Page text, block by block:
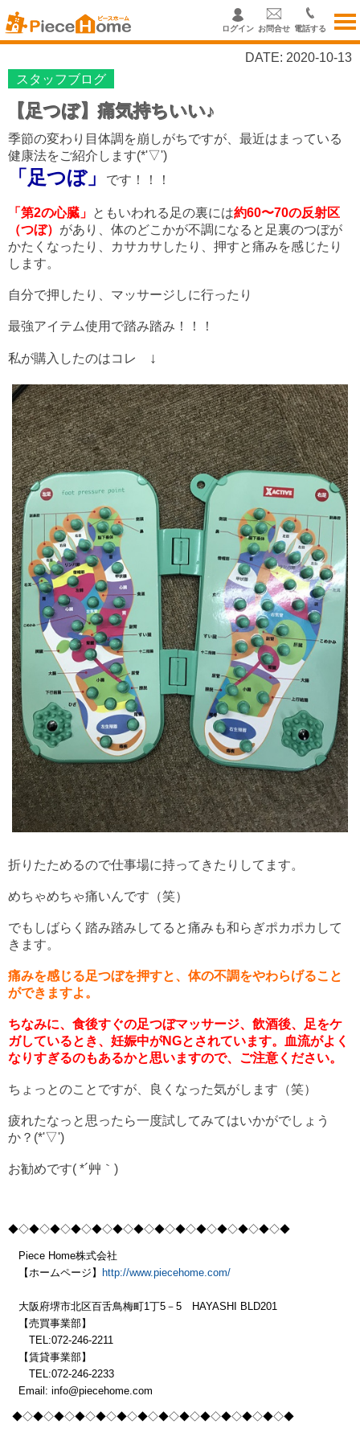
ログイン お問合せ 電話する
DATE: 2020-10-13
スタッフブログ
【足つぼ】痛気持ちいい♪
季節の変わり目体調を崩しがちですが、最近はまっている
健康法をご紹介します(*'▽')
「足つぼ」 です！！！
「第2の心臓」 ともいわれる足の裏には約60〜70の反射区
（つぼ） があり、体のどこかが不調になると足裏のつぼが
かたくなったり、カサカサしたり、押すと痛みを感じたり
します。
自分で押したり、マッサージしに行ったり
最強アイテム使用で踏み踏み！！！
私が購入したのはコレ ↓
折りたためるので仕事場に持ってきたりしてます。
めちゃめちゃ痛いんです（笑）
でもしばらく踏み踏みしてると痛みも和らぎポカポカして
きます。
痛みを感じる足つぼを押すと、体の不調をやわらげること
ができますよ。
ちなみに、食後すぐの足つぼマッサージ、飲酒後、足をケ
ガしているとき、妊娠中がNGとされています。血流がよく
なりすぎるのもあるかと思いますので、ご注意ください。
ちょっとのことですが、良くなった気がします（笑）
疲れたなっと思ったら一度試してみてはいかがでしょう
か？(*'▽')
お勧めです( *´艸｀)
◆◇◆◇◆◇◆◇◆◇◆◇◆◇◆◇◆◇◆◇◆◇◆◇◆◇◆
Piece Home株式会社
【ホームページ】
http://www.piecehome.com/
大阪府堺市北区百舌鳥梅町1丁5－5 HAYASHI BLD201
【売買事業部】
TEL:072-246-2211
【賃貸事業部】
TEL:072-246-2233
Email: info@piecehome.com
◆◇◆◇◆◇◆◇◆◇◆◇◆◇◆◇◆◇◆◇◆◇◆◇◆◇◆